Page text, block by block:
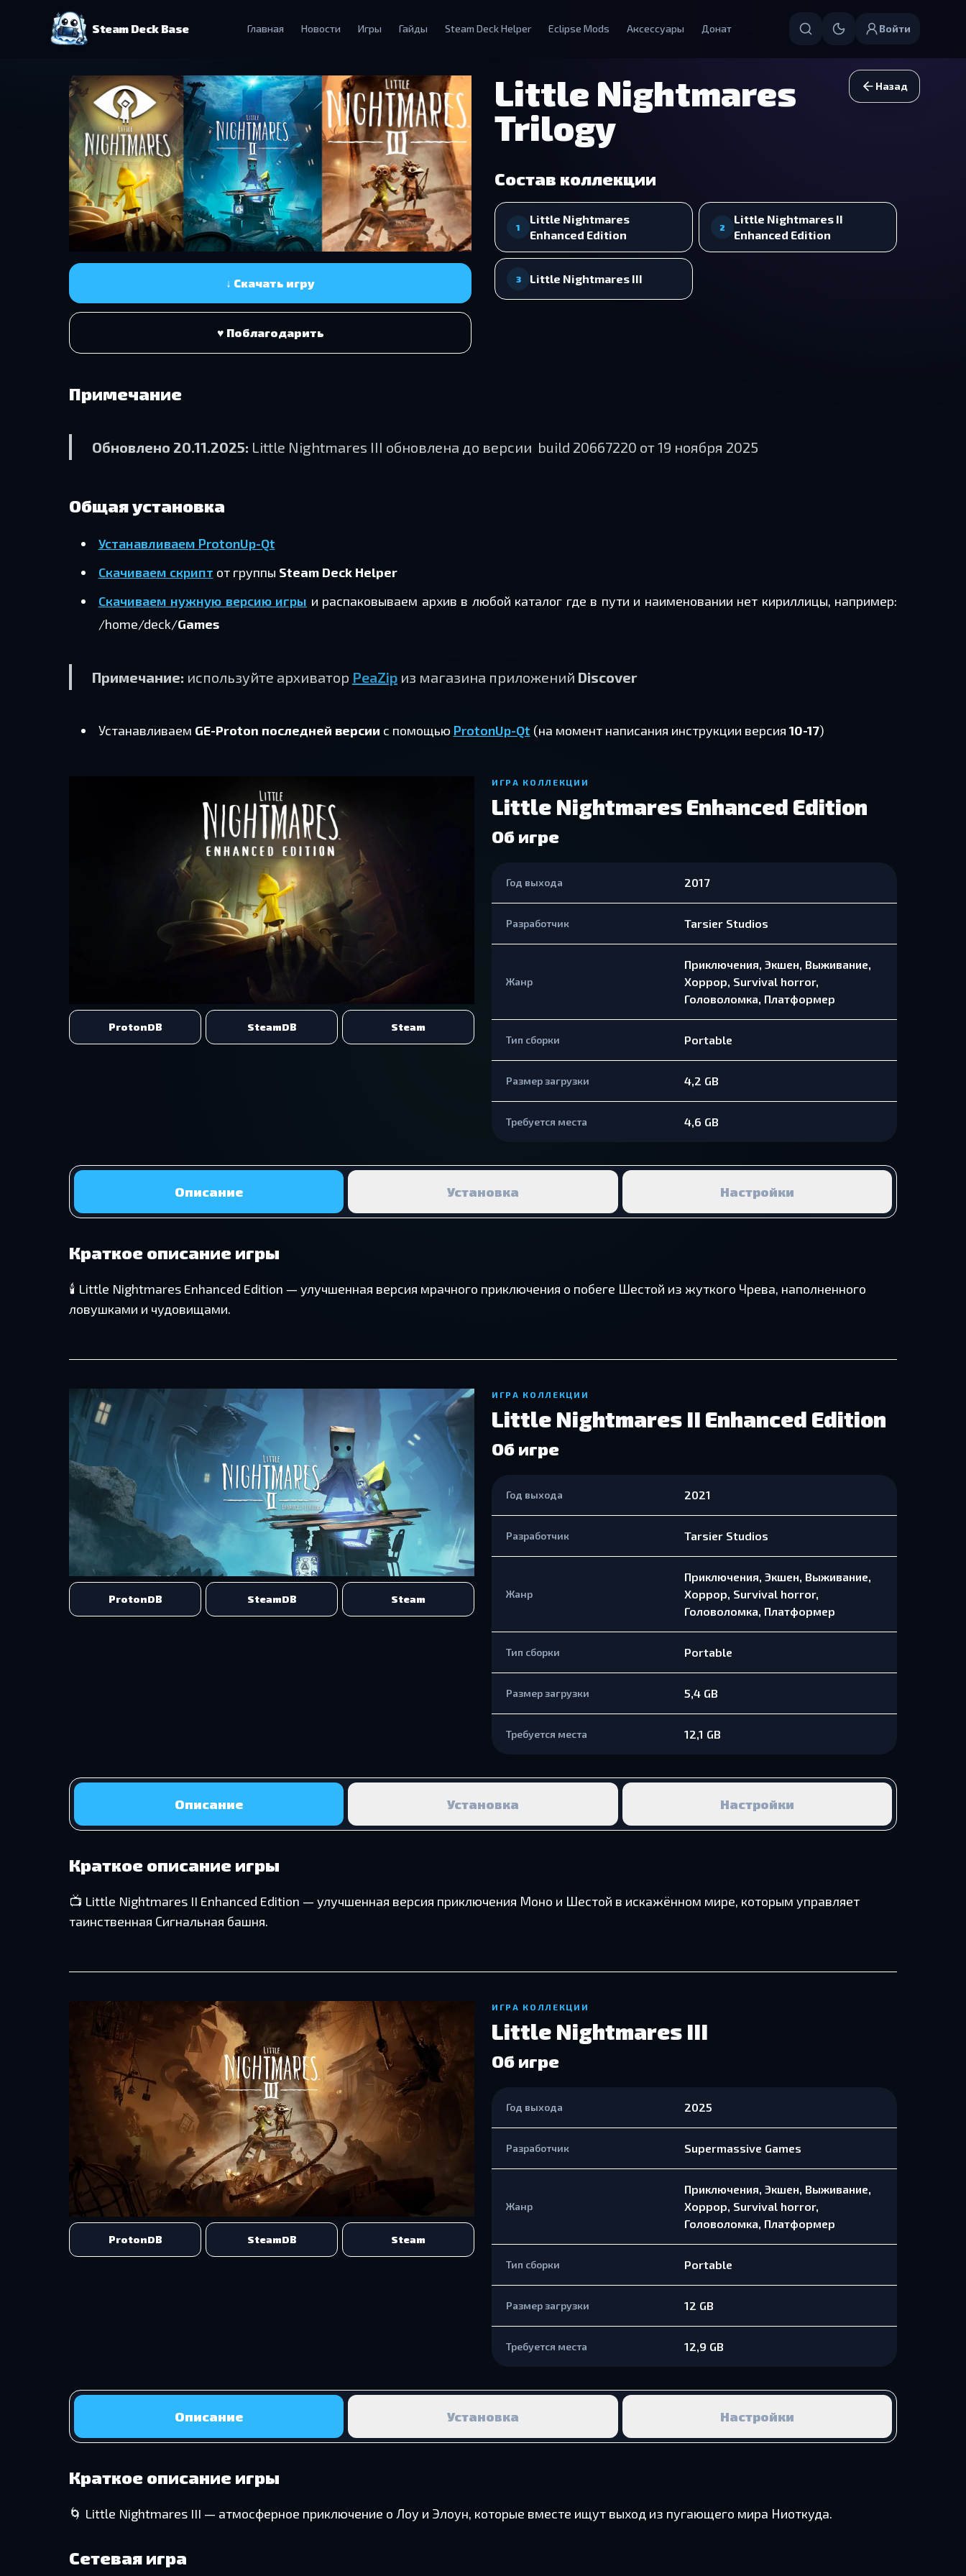
Steam Deck Base Главная Новости Игры Гайды Steam Deck Helper Eclipse Mods Аксессуары Донат Войти
Назад
↓ Скачать игру
♥ Поблагодарить
Little Nightmares
Trilogy
Состав коллекции
1
Little Nightmares
Enhanced Edition
2
Little Nightmares II
Enhanced Edition
3 Little Nightmares III
Примечание
Обновлено 20.11.2025: Little Nightmares III обновлена до версии build 20667220 от 19 ноября 2025
Общая установка
Устанавливаем ProtonUp-Qt
Скачиваем скрипт от группы Steam Deck Helper
Скачиваем нужную версию игры и распаковываем архив в любой каталог где в пути и наименовании нет кириллицы, например:
/home/deck/Games
Примечание: используйте архиватор PeaZip из магазина приложений Discover
Устанавливаем GE-Proton последней версии c помощью ProtonUp-Qt (на момент написания инструкции версия 10-17)
ProtonDB SteamDB Steam
ИГРА КОЛЛЕКЦИИ
Little Nightmares Enhanced Edition
Об игре
Год выхода 2017
Разработчик Tarsier Studios
Жанр
Приключения, Экшен, Выживание,
Хоррор, Survival horror,
Головоломка, Платформер
Тип сборки Portable
Размер загрузки 4,2 GB
Требуется места 4,6 GB
Описание Установка Настройки
Краткое описание игры
🕯️ Little Nightmares Enhanced Edition — улучшенная версия мрачного приключения о побеге Шестой из жуткого Чрева, наполненного
ловушками и чудовищами.
ProtonDB SteamDB Steam
ИГРА КОЛЛЕКЦИИ
Little Nightmares II Enhanced Edition
Об игре
Год выхода 2021
Разработчик Tarsier Studios
Жанр
Приключения, Экшен, Выживание,
Хоррор, Survival horror,
Головоломка, Платформер
Тип сборки Portable
Размер загрузки 5,4 GB
Требуется места 12,1 GB
Описание Установка Настройки
Краткое описание игры
📺 Little Nightmares II Enhanced Edition — улучшенная версия приключения Моно и Шестой в искажённом мире, которым управляет
таинственная Сигнальная башня.
ProtonDB SteamDB Steam
ИГРА КОЛЛЕКЦИИ
Little Nightmares III
Об игре
Год выхода 2025
Разработчик Supermassive Games
Жанр
Приключения, Экшен, Выживание,
Хоррор, Survival horror,
Головоломка, Платформер
Тип сборки Portable
Размер загрузки 12 GB
Требуется места 12,9 GB
Описание Установка Настройки
Краткое описание игры
🌀 Little Nightmares III — атмосферное приключение о Лоу и Элоун, которые вместе ищут выход из пугающего мира Ниоткуда.
Сетевая игра